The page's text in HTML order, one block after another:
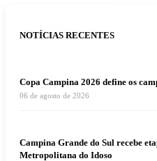
NOTÍCIAS RECENTES
Copa Campina 2026 define os
06 de agosto de 2026
Campina Grande do Sul recebe
Metropolitana do Idoso